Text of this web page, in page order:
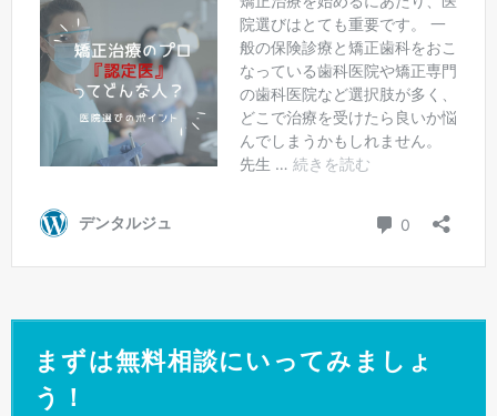
まずは無料相談にいってみましょ
う！